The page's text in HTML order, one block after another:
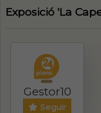
Exposició 'La
Gestor10
Seguir